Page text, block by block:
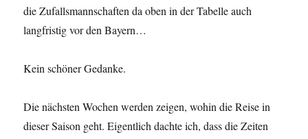
die Zufallsmannschaften da oben in der Tabelle auch
langfristig vor den Bayern…
Kein schöner Gedanke.
Die nächsten Wochen werden zeigen, wohin die Reise in
dieser Saison geht. Eigentlich dachte ich, dass die Zeiten